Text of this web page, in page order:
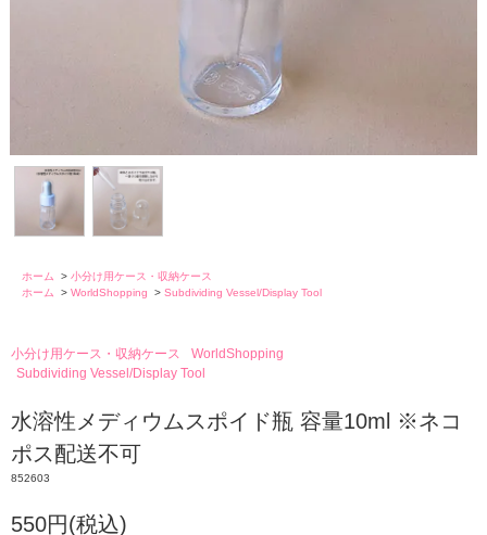
ホーム > 小分け用ケース・収納ケース
ホーム
> WorldShopping > Subdividing Vessel/Display Tool
小分け用ケース・収納ケース
WorldShopping
Subdividing Vessel/Display Tool
水溶性メディウムスポイド瓶 容量10ml ※ネコ
ポス配送不可
852603
550円(税込)